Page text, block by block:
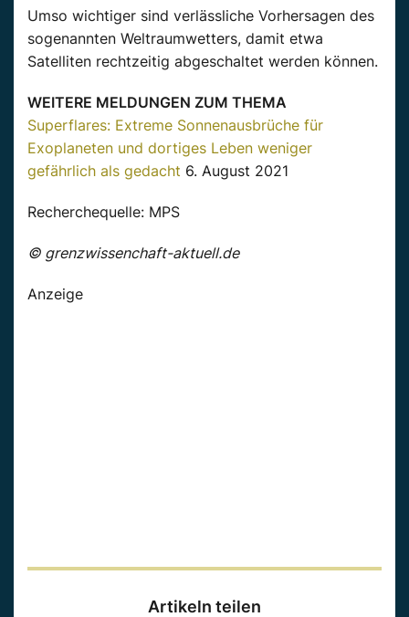
Umso wichtiger sind verlässliche Vorhersagen des
sogenannten Weltraumwetters, damit etwa
Satelliten rechtzeitig abgeschaltet werden können.
WEITERE MELDUNGEN ZUM THEMA
Superflares: Extreme Sonnenausbrüche für
Exoplaneten und dortiges Leben weniger
gefährlich als gedacht 6. August 2021
Recherchequelle: MPS
© grenzwissenchaft-aktuell.de
Anzeige
Artikeln teilen